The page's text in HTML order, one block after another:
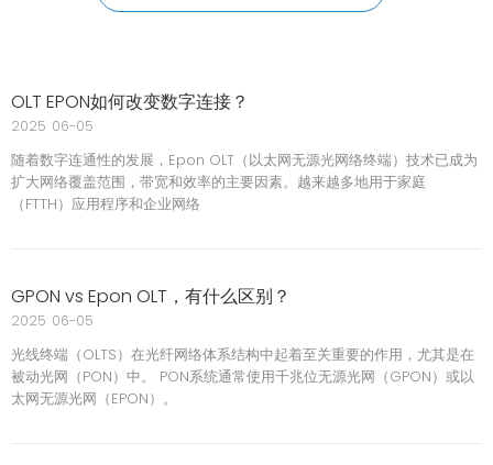
OLT EPON如何改变数字连接？
随着数字连通性的发展，Epon OLT（以太网无源光网络终端）技术已成为
扩大网络覆盖范围，带宽和效率的主要因素。越来越多地用于家庭
（FTTH）应用程序和企业网络
2025 06-05
GPON vs Epon OLT，有什么区别？
光线终端（OLTS）在光纤网络体系结构中起着至关重要的作用，尤其是在
被动光网（PON）中。 PON系统通常使用千兆位无源光网（GPON）或以
太网无源光网（EPON）。
2025 06-05